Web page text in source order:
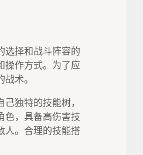
选择和战斗阵容的
操作方式。为了应
术。
独特的技能树，
色，具备高伤害技
人。合理的技能搭